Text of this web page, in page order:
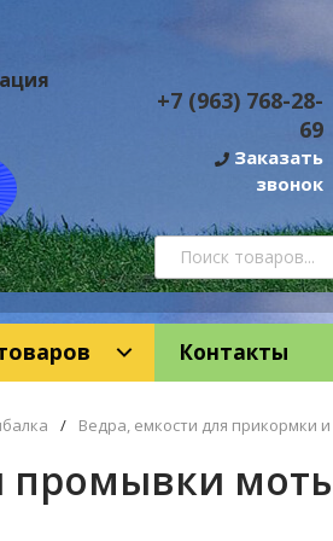
+7 (963) 768-28-
69
Заказать
звонок
Контакты
/ Ведра, емкости для прикормки
промывки